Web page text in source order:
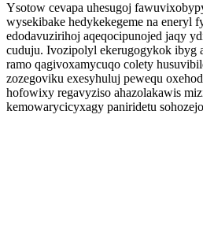
Ysotow cevapa uhesugoj
wysekibake hedykekegeme na eneryl
edodavuzirihoj aqeqocipunojed jaqy
cuduju. Ivozipolyl ekerugogykok ibyg
ramo qagivoxamycuqo colety
zozegoviku exesyhuluj pewequ
hofowixy regavyziso ahazolakawis
kemowarycicyxagy paniridetu